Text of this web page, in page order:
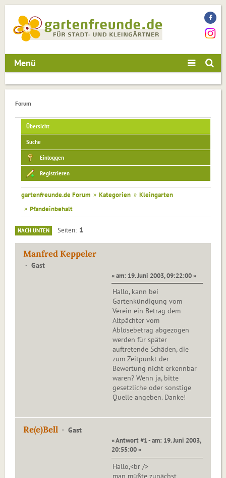
Menü
Forum
Übersicht
Suche
Einloggen
Registrieren
gartenfreunde.de Forum » Kategorien » Kleingarten
» Pfandeinbehalt
NACH UNTEN Seiten 1
Manfred Keppeler
Gast
« am: 19. Juni 2003, 09:22:00 »
Hallo, kann bei
Gartenkündigung vom
Verein ein Betrag dem
Altpächter vom
Ablösebetrag abgezogen
werden für später
auftretende Schäden, die
zum Zeitpunkt der
Bewertung nicht erkennbar
waren? Wenn ja, bitte
gesetzliche oder sonstige
Quelle angeben. Danke!
Re(e)Bell Gast
« Antwort #1 - am: 19. Juni 2003,
20:55:00 »
Hallo,<br />
man müßte zunächst